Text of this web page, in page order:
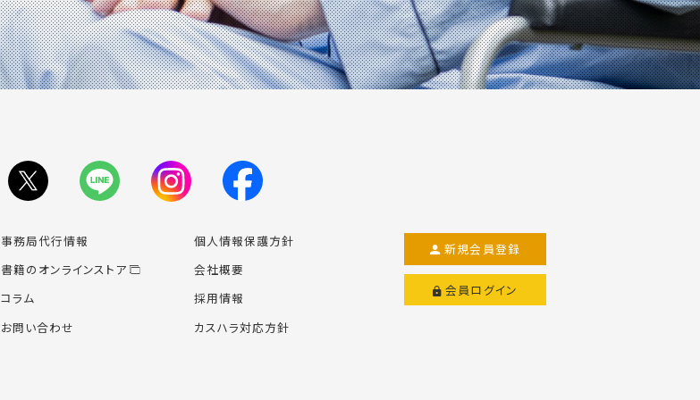
事務局代行情報
書籍のオンラインストア
コラム
お問い合わせ
個人情報保護方針
会社概要
採用情報
カスハラ対応方針
新規会員登録
会員ログイン